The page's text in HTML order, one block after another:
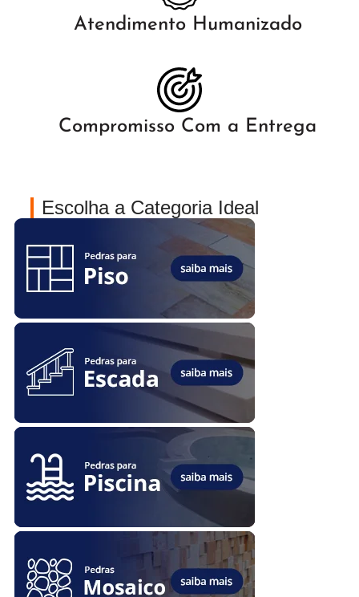
Atendimento Humanizado
Compromisso Com a Entrega
Escolha a Categoria Ideal